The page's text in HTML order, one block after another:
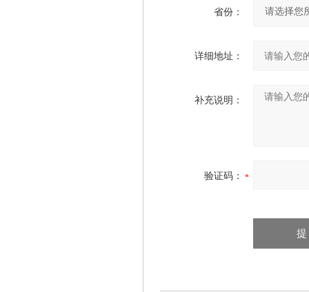
省份：
详细地址：
补充说明：
验证码：